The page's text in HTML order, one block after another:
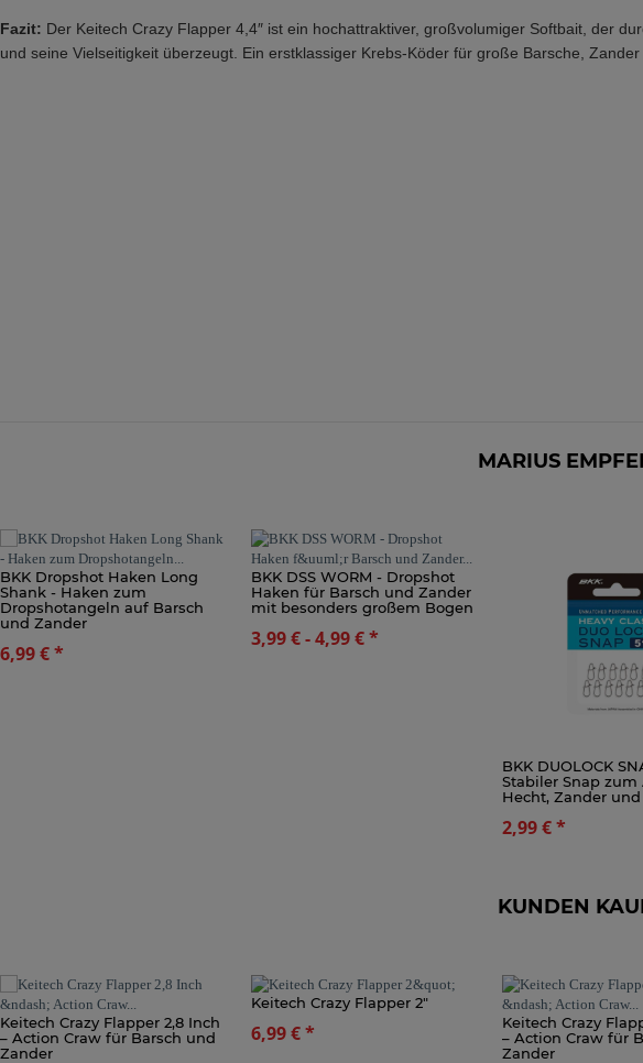
Fazit: Der Keitech Crazy Flapper 4,4″ ist ein hochattraktiver, großvolumiger Softbait, der
und seine Vielseitigkeit überzeugt. Ein erstklassiger Krebs-Köder für große Barsche, Zander
MARIUS
BKK Dropshot Haken Long
Shank - Haken zum
Dropshotangeln auf Barsch
und Zander
6,99 €*
BKK DSS WORM - Dropshot
Haken für Barsch und Zander
mit besonders großem Bogen
3,99 € -4,99 €*
BKK DUOLOCK
Stabiler Snap
Hecht, Zander und
2,99 €*
KUNDEN
Keitech Crazy Flapper 2,8 Inch
– Action Craw für Barsch und
Zander
Keitech Crazy Flapper 2"
6,99 €*
Keitech Crazy
– Action Craw für
Zander